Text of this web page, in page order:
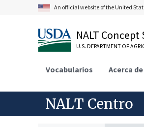
An official website of the United
NALT Concept
U.S. DEPARTMENT OF
Vocabularios Acerca de
NALT Centro
ensayos biológicos
organismos acuáticos
productos y
aceites
mobiliario
alimentos